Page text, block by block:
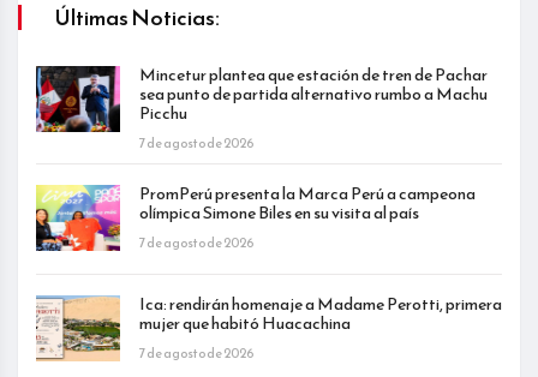
Últimas Noticias:
Mincetur plantea que estación de tren de Pachar
sea punto de partida alternativo rumbo a Machu
Picchu
7 de agosto de 2026
PromPerú presenta la Marca Perú a campeona
olímpica Simone Biles en su visita al país
7 de agosto de 2026
Ica: rendirán homenaje a Madame Perotti, primera
mujer que habitó Huacachina
7 de agosto de 2026